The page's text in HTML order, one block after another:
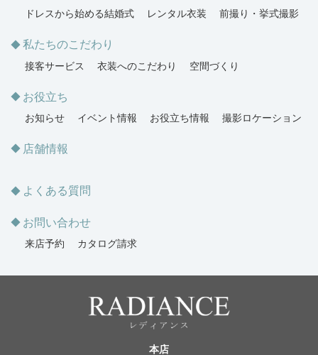
ドレスから始める結婚式 レンタル衣装 前撮り・挙式撮影
私たちのこだわり
接客サービス 衣装へのこだわり 空間づくり
お役立ち
お知らせ イベント情報 お役立ち情報 撮影ロケーション
店舗情報
よくある質問
お問い合わせ
来店予約 カタログ請求
本店